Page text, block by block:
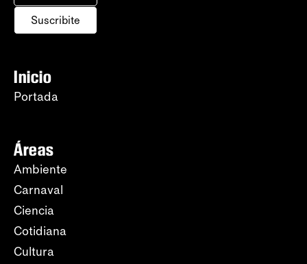
Suscribite
Inicio
Portada
Áreas
Ambiente
Carnaval
Ciencia
Cotidiana
Cultura